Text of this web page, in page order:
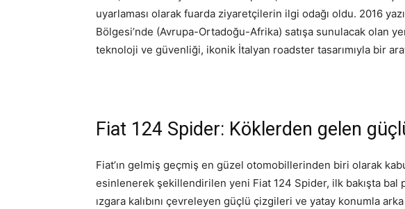
uyarlaması olarak fuarda ziyaretçilerin ilgi odağı oldu. 2016
Bölgesi’nde (Avrupa-Ortadoğu-Afrika) satışa sunulacak olan
teknoloji ve güvenliği, ikonik İtalyan roadster tasarımıyla bir
Fiat 124 Spider: Köklerden gelen
Fiat’ın gelmiş geçmiş en güzel otomobillerinden biri olarak
esinlenerek şekillendirilen yeni Fiat 124 Spider, ilk bakışta bal
ızgara kalıbını çevreleyen güçlü çizgileri ve yatay konumla